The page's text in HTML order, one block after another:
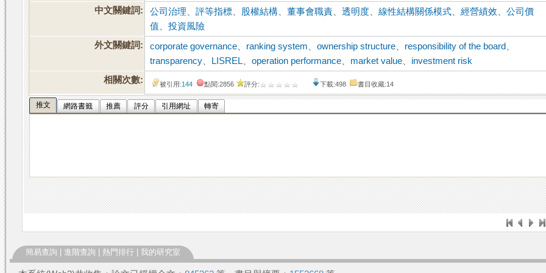
中文關鍵詞: 公司治理 、評等指標 股權結構 、董事會職責 、透明度 、線性結構關係模式 、經營績效 、公司價
值 、投資風險
外文關鍵詞:
corporate governance ranking system 、ownership structure responsibility of the board
transparency
LISREL 、operation performance market value
investment risk
相關次數:
被引用:144 點閱:2856 評分: 下載:498 書目收藏:14
推文 網路書籤 推薦 評分 引用網址 轉寄
簡易查詢 進階查詢 熱門排行 我的研究室